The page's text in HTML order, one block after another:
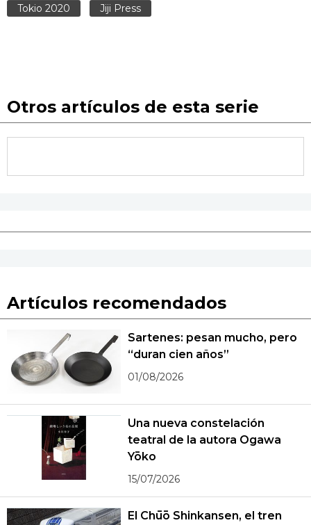
Tokio 2020 Jiji Press
Otros artículos de esta serie
Artículos recomendados
Sartenes: pesan mucho, pero
“duran cien años”
01/08/2026
Una nueva constelación
teatral de la autora Ogawa
Yōko
15/07/2026
El Chūō Shinkansen, el tren